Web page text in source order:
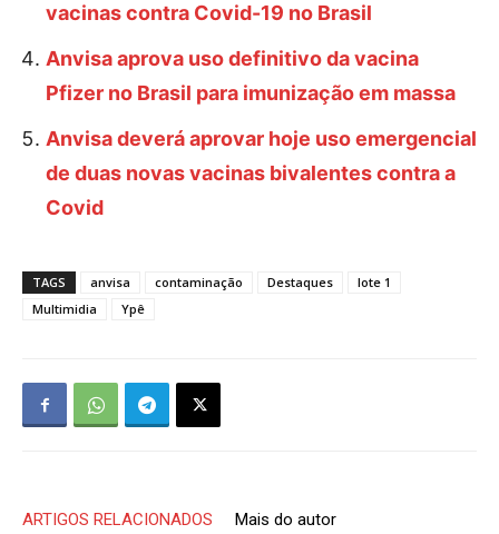
vacinas contra Covid-19 no Brasil
Anvisa aprova uso definitivo da vacina
Pfizer no Brasil para imunização em massa
Anvisa deverá aprovar hoje uso emergencial
de duas novas vacinas bivalentes contra a
Covid
TAGS anvisa contaminação Destaques
lote 1
Multimidia
Ypê
ARTIGOS RELACIONADOS Mais do autor